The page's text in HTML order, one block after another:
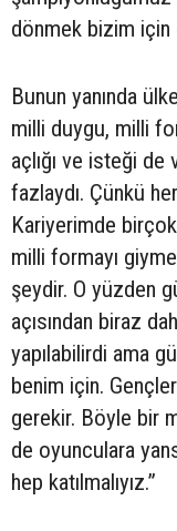
dönmek bizim
Bunun yanında
milli duygu, milli
açlığı ve isteği
fazlaydı. Çünkü
Kariyerimde
milli formayı
şeydir. O yüzden
açısından biraz
yapılabilirdi ama
benim için.
gerekir. Böyle bir
de oyunculara
hep katılmalıyız.”